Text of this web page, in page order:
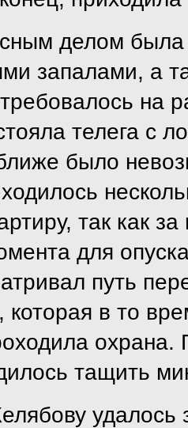
делом была
запалами, а
на
телега с
было
так как
для
путь
которая в то
тащить